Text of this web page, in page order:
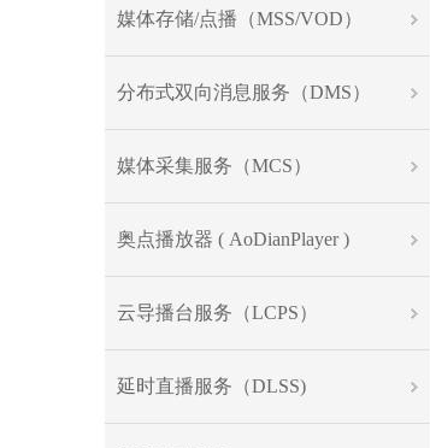
媒体存储/点播（MSS/VOD）
分布式双向消息服务（DMS）
媒体采集服务（MCS）
奥点播放器 ( AoDianPlayer )
云导播台服务（LCPS）
延时直播服务（DLSS)